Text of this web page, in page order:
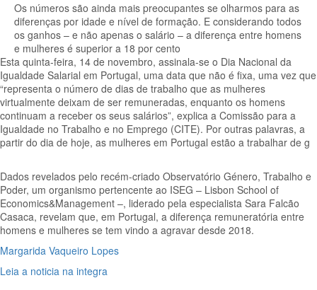
Os números são ainda mais preocupantes se olharmos para as
diferenças por idade e nível de formação. E considerando todos
os ganhos – e não apenas o salário – a diferença entre homens
e mulheres é superior a 18 por cento
Esta quinta-feira, 14 de novembro, assinala-se o Dia Nacional da
Igualdade Salarial em Portugal, uma data que não é fixa, uma vez que
“representa o número de dias de trabalho que as mulheres
virtualmente deixam de ser remuneradas, enquanto os homens
continuam a receber os seus salários”, explica a Comissão para a
Igualdade no Trabalho e no Emprego (CITE). Por outras palavras, a
partir do dia de hoje, as mulheres em Portugal estão a trabalhar de g
Dados revelados pelo recém-criado Observatório Género, Trabalho e
Poder, um organismo pertencente ao ISEG – Lisbon School of
Economics&Management –, liderado pela especialista Sara Falcão
Casaca, revelam que, em Portugal, a diferença remuneratória entre
homens e mulheres se tem vindo a agravar desde 2018.
Margarida Vaqueiro Lopes
Leia a noticia na integra